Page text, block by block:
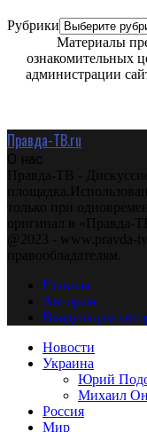
Рубрики
Материалы
ознакомительных
администрации
Правда-ТВ.ru
О нас
Правда-ТВ -
только при
оригинал в «Правда-
@2023 - www.pravda-
правообладателям.
Главная
Авторам
Владельцам
Новости
Украина
Юрий
Михаил
Россия
Мир